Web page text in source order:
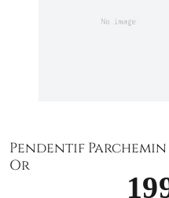
Pendentif
Or